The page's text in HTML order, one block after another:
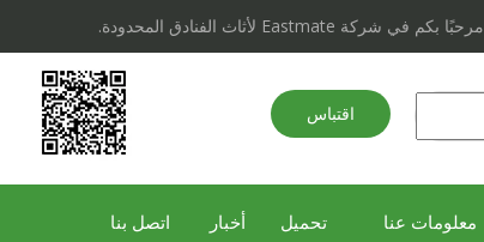
مرحبًا بكم في شركة Eastmate لأثاث الفنادق المحدودة.
اقتباس
معلومات عنا تحميل أخبار اتصل بنا